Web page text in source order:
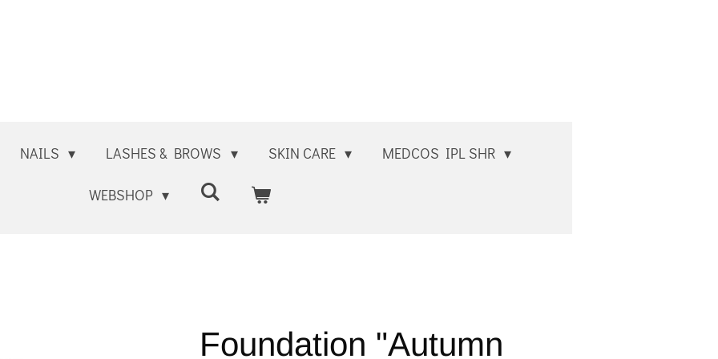
NAILS LASHES & BROWS SKIN CARE MEDCOS IPL SHR
WEBSHOP
Foundation "Autumn